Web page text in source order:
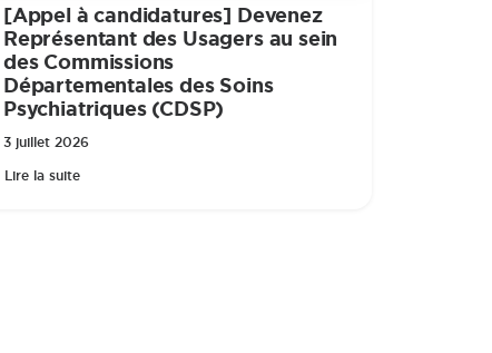
[Appel à candidatures] Devenez
Représentant des Usagers au sein
des Commissions
Départementales des Soins
Psychiatriques (CDSP)
3 juillet 2026
Lire la suite